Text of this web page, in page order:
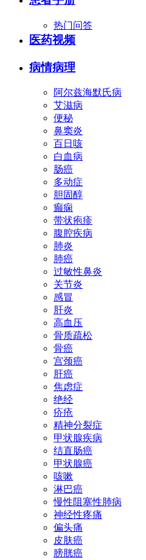
热门问答
医药视频
病情病理
阿尔兹海默氏病
艾滋病
便秘
鼻窦炎
百日咳
白血病
肠癌
多动症
胆固醇
癫痫
带状疱疹
腹腔疾病
肺炎
肺癌
过敏性鼻炎
关节炎
感冒
肝炎
高血压
骨质疏松
骨癌
宫颈癌
肝癌
焦虑症
绝经
疥疮
精神分裂症
甲状腺疾病
结直肠癌
甲状腺癌
咳嗽
淋巴癌
慢性阻塞性肺病
神经性疼痛
偏头痛
皮肤癌
膀胱癌